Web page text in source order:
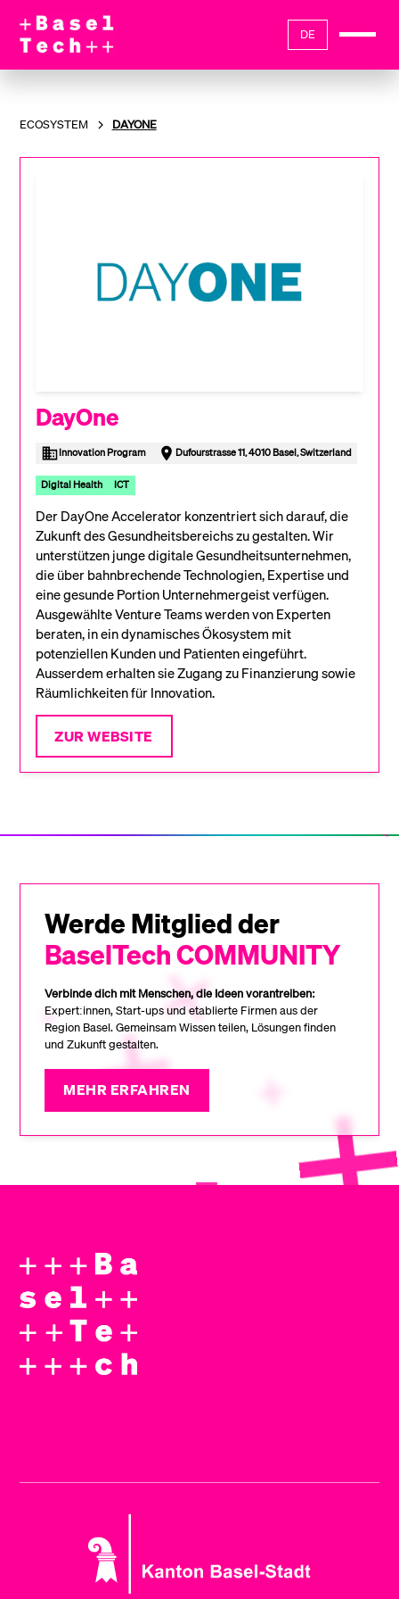
DE
ECOSYSTEM DAYONE
DayOne
Innovation Program Dufourstrasse 11, 4010 Basel, Switzerland
Digital Health ICT
Der DayOne Accelerator konzentriert sich darauf, die
Zukunft des Gesundheitsbereichs zu gestalten. Wir
unterstützen junge digitale Gesundheitsunternehmen,
die über bahnbrechende Technologien, Expertise und
eine gesunde Portion Unternehmergeist verfügen.
Ausgewählte Venture Teams werden von Experten
beraten, in ein dynamisches Ökosystem mit
potenziellen Kunden und Patienten eingeführt.
Ausserdem erhalten sie Zugang zu Finanzierung sowie
Räumlichkeiten für Innovation.
ZUR WEBSITE
Werde Mitglied der
BaselTech COMMUNITY
Verbinde dich mit Menschen, die Ideen vorantreiben:
Expert:innen, Start-ups und etablierte Firmen aus der
Region Basel. Gemeinsam Wissen teilen, Lösungen finden
und Zukunft gestalten.
MEHR ERFAHREN